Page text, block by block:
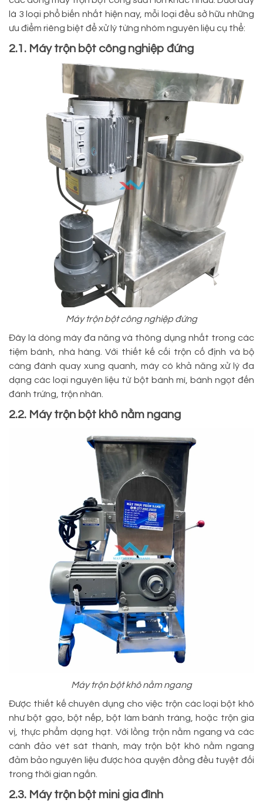
là 3 loại phổ biến nhất hiện nay, mỗi loại đều sở hữu những
ưu điểm riêng biệt để xử lý từng nhóm nguyên liệu cụ thể:
2.1. Máy trộn bột công nghiệp đứng
Máy trộn bột công nghiệp đứng
Đây là dòng máy đa năng và thông dụng nhất trong các
tiệm bánh, nhà hàng. Với thiết kế cối trộn cố định và bộ
càng đánh quay xung quanh, máy có khả năng xử lý đa
dạng các loại nguyên liệu từ bột bánh mì, bánh ngọt đến
đánh trứng, trộn nhân.
2.2. Máy trộn bột khô nằm ngang
Máy trộn bột khô nằm ngang
Được thiết kế chuyên dụng cho việc trộn các loại bột khô
như bột gạo, bột nếp, bột làm bánh tráng, hoặc trộn gia
vị, thực phẩm dạng hạt. Với lồng trộn nằm ngang và các
cánh đảo vét sát thành, máy trộn bột khô nằm ngang
đảm bảo nguyên liệu được hòa quyện đồng đều tuyệt đối
trong thời gian ngắn.
2.3. Máy trộn bột mini gia đình